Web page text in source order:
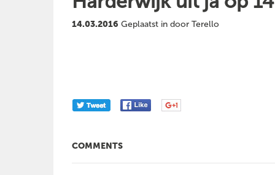
14.03.2016 Geplaatst in door Terello
COMMENTS